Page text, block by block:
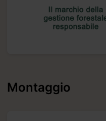
Montaggio